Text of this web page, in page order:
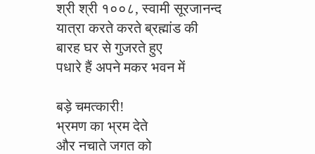
श्री श्री १००८, स्वामी सूरजानन्द
यात्रा करते करते ब्रह्मांड की
बारह घर से गुजरते हुए
पधारे हैं अपने मकर भवन में
बड़े चमत्कारी!
भ्रमण का भ्रम देते
और नचाते जगत को